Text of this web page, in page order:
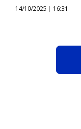
14/10/2025 | 16:31